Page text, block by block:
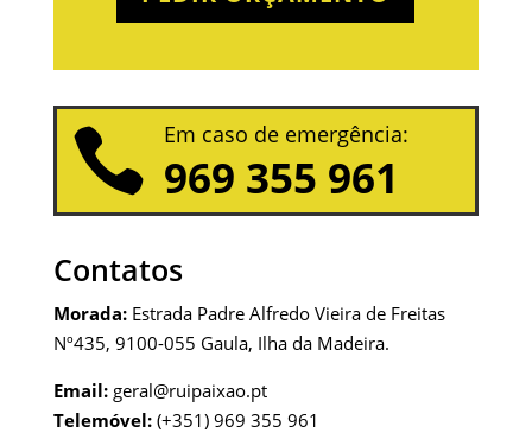
 Em caso de emergência:
969 355 961
Contatos
Morada:Estrada Padre Alfredo Vieira de Freitas
Nº435, 9100-055 Gaula, Ilha da Madeira.
Email:geral@ruipaixao.pt
Telemóvel:(+351) 969 355 961